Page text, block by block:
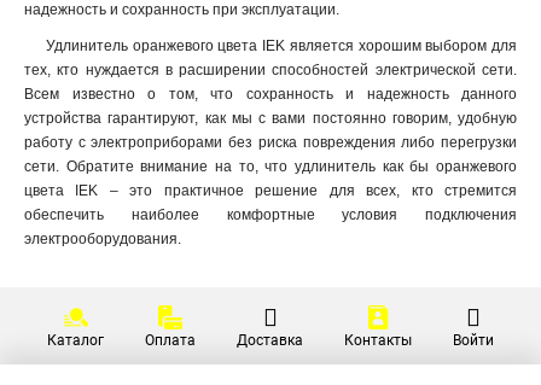
надежность и сохранность при эксплуатации.
Удлинитель оранжевого цвета IEK является хорошим выбором для
тех, кто нуждается в расширении способностей электрической сети.
Всем известно о том, что сохранность и надежность данного
устройства гарантируют, как мы с вами постоянно говорим, удобную
работу с электроприборами без риска повреждения либо перегрузки
сети. Обратите внимание на то, что удлинитель как бы оранжевого
цвета IEK – это практичное решение для всех, кто стремится
обеспечить наиболее комфортные условия подключения
электрооборудования.
Каталог Оплата Доставка Контакты Войти